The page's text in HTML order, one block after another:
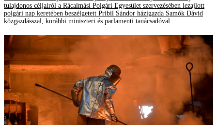
tulajdonos céljairól a Rácalmási Polgári Egyesület szervezésében lezajlott
polgári nap keretében beszélgetett Pribil Sándor házigazda Samók Dávid
közgazdásszal, korábbi miniszteri és parlamenti tanácsadóval.